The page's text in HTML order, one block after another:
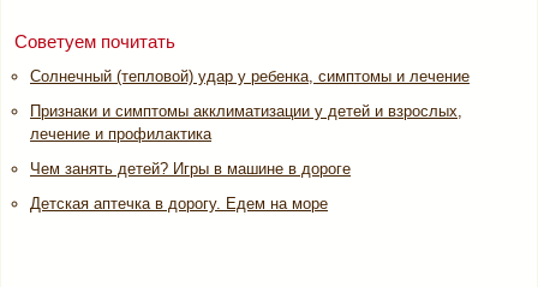
Советуем почитать
Солнечный (тепловой) удар у ребенка, симптомы и лечение
Признаки и симптомы акклиматизации у детей и взрослых,
лечение и профилактика
Чем занять детей? Игры в машине в дороге
Детская аптечка в дорогу. Едем на море